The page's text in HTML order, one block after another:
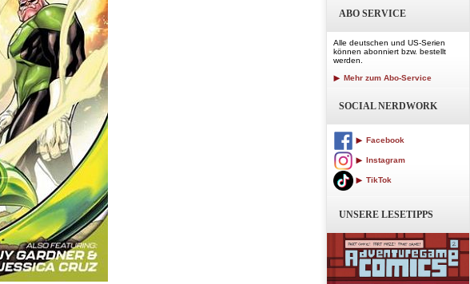
ABO SERVICE
Alle deutschen und US-Serien
können abonniert bzw. bestellt
werden.
Mehr zum Abo-Service
SOCIAL NERDWORK
Facebook
Instagram
TikTok
UNSERE LESETIPPS